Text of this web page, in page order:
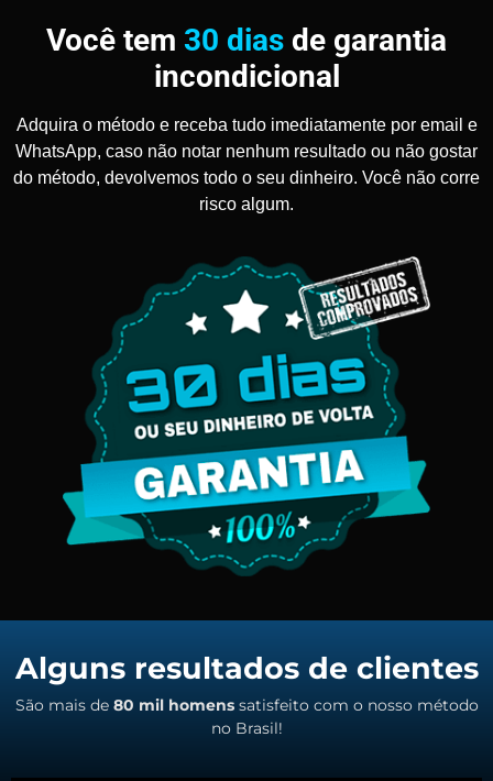
Você tem 30 dias de garantia
incondicional
Adquira o método e receba tudo imediatamente por email e
WhatsApp, caso não notar nenhum resultado ou não gostar
do método, devolvemos todo o seu dinheiro. Você não corre
risco algum.
Alguns resultados de clientes
São mais de 80 mil homenssatisfeito com o nosso método
no Brasil!